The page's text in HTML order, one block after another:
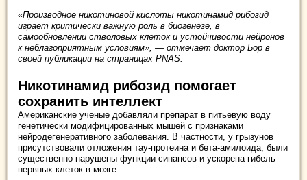
«Производное никотиновой кислоты никотинамид рибозид
играет критически важную роль в биогенезе, в
самообновлении стволовых клеток и устойчивости нейронов
к неблагоприятным условиям», — отмечает доктор Бор в
своей публикации на страницах PNAS.
Никотинамид рибозид помогает
сохранить интеллект
Американские ученые добавляли препарат в питьевую воду
генетически модифицированных мышей с признаками
нейродегенеративного заболевания. В частности, у грызунов
присутствовали отложения тау-протеина и бета-амилоида, были
существенно нарушены функции синапсов и ускорена гибель
нервных клеток в мозге.